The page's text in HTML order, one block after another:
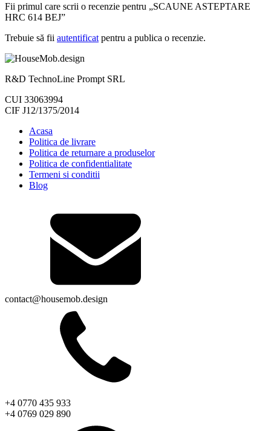
Fii primul care scrii o recenzie pentru „SCAUNE ASTEPTARE
HRC 614 BEJ”
Trebuie să fii autentificat pentru a publica o recenzie.
R&D TechnoLine Prompt SRL
CUI 33063994
CIF J12/1375/2014
Acasa
Politica de livrare
Politica de returnare a produselor
Politica de confidentialitate
Termeni si conditii
Blog
contact@housemob.design
+4 0770 435 933
+4 0769 029 890